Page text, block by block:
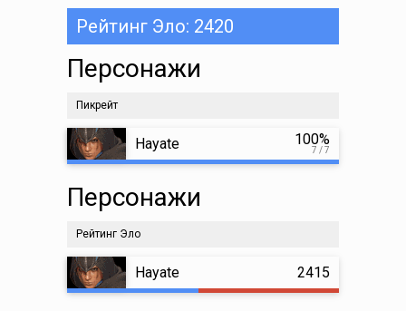
Рейтинг Эло: 2420
Персонажи
Пикрейт
Hayate 100%
7 / 7
Персонажи
Рейтинг Эло
Hayate 2415